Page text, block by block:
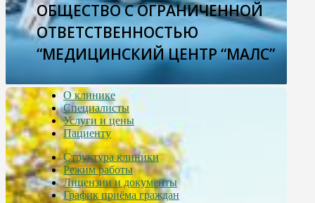
ОБЩЕСТВО С ОГРАНИЧЕННОЙ
ОТВЕТСТВЕННОСТЬЮ
“МЕДИЦИНСКИЙ ЦЕНТР “МАЛС”
О клинике
Специалисты
Услуги и цены
Пациенту
Структура клиники
Режим работы
Лицензии и документы
График приёма граждан